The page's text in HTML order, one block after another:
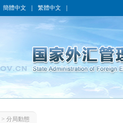
簡體中文 繁體中文
> 分局動態